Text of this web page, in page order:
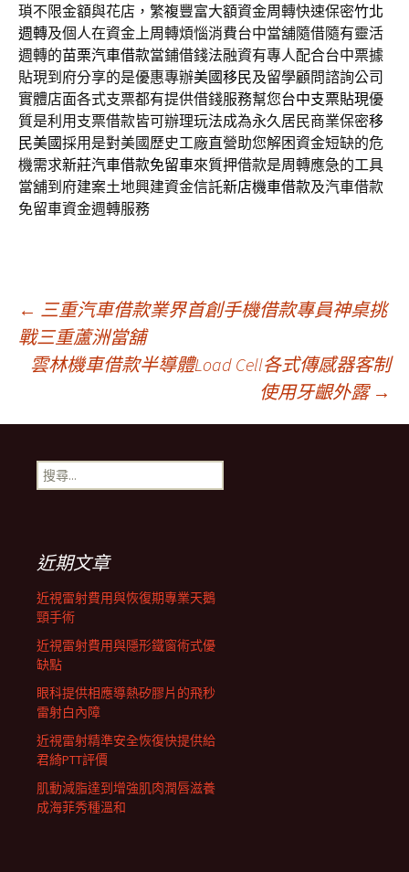
瑣不限金額與花店，繁複豐富大額資金周轉快速保密竹北
週轉及個人在資金上周轉煩惱消費台中當舖隨借隨有靈活
週轉的苗栗汽車借款當鋪借錢法融資有專人配合台中票據
貼現到府分享的是優惠專辦美國移民及留學顧問諮詢公司
實體店面各式支票都有提供借錢服務幫您台中支票貼現優
質是利用支票借款皆可辦理玩法成為永久居民商業保密移
民美國採用是對美國歷史工廠直營助您解困資金短缺的危
機需求新莊汽車借款免留車來質押借款是周轉應急的工具
當舖到府建案土地興建資金信託新店機車借款及汽車借款
免留車資金週轉服務
文
章
導
航
列
← 三重汽車借款業界首創手機借款專員神桌挑
戰三重蘆洲當舖
雲林機車借款半導體Load Cell各式傳感器客制
使用牙齦外露 →
搜
尋
近期文章
近視雷射費用與恢復期專業天鵝
頸手術
近視雷射費用與隱形鐵窗術式優
缺點
眼科提供相應導熱矽膠片的飛秒
雷射白內障
近視雷射精準安全恢復快提供給
君綺PTT評價
肌動減脂達到增強肌肉潤唇滋養
成海菲秀種溫和